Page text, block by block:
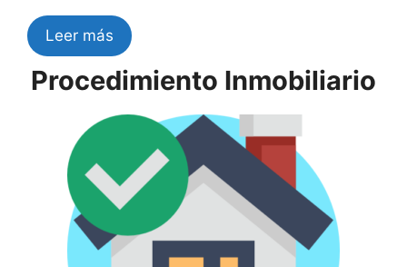
Leer más
Procedimiento Inmobiliario